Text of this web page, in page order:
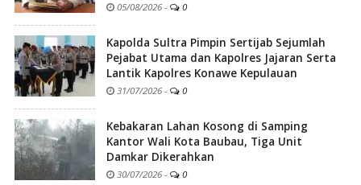
05/08/2026 - 0
Kapolda Sultra Pimpin Sertijab Sejumlah
Pejabat Utama dan Kapolres Jajaran Serta
Lantik Kapolres Konawe Kepulauan
31/07/2026 - 0
Kebakaran Lahan Kosong di Samping
Kantor Wali Kota Baubau, Tiga Unit
Damkar Dikerahkan
30/07/2026 - 0